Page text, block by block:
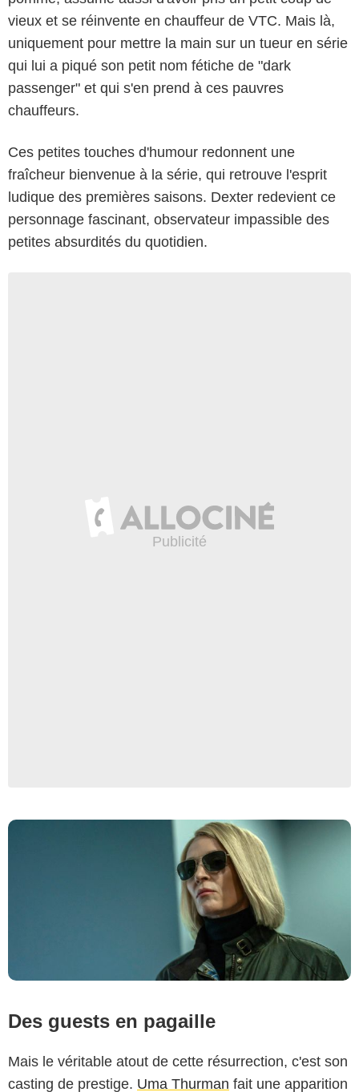
vieux et se réinvente en chauffeur de VTC. Mais là,
uniquement pour mettre la main sur un tueur en série
qui lui a piqué son petit nom fétiche de "dark
passenger" et qui s'en prend à ces pauvres
chauffeurs.
Ces petites touches d'humour redonnent une
fraîcheur bienvenue à la série, qui retrouve l'esprit
ludique des premières saisons. Dexter redevient ce
personnage fascinant, observateur impassible des
petites absurdités du quotidien.
Des guests en pagaille
Mais le véritable atout de cette résurrection, c'est son
casting de prestige. Uma Thurman fait une apparition